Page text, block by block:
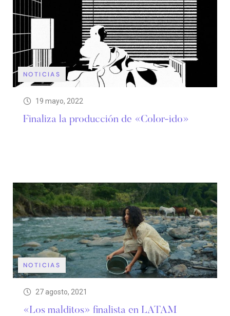
NOTICIAS
19 mayo, 2022
Finaliza la producción de «Color-ido»
NOTICIAS
27 agosto, 2021
«Los malditos» finalista en LATAM